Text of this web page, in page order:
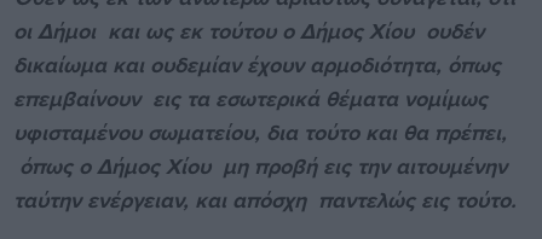
οι Δήμοι και ως εκ τούτου ο Δήμος Χίου ουδέν
δικαίωμα και ουδεμίαν έχουν αρμοδιότητα, όπως
επεμβαίνουν εις τα εσωτερικά θέματα νομίμως
υφισταμένου σωματείου, δια τούτο και θα πρέπει,
όπως ο Δήμος Χίου μη προβή εις την αιτουμένην
ταύτην ενέργειαν, και απόσχη παντελώς εις τούτο.